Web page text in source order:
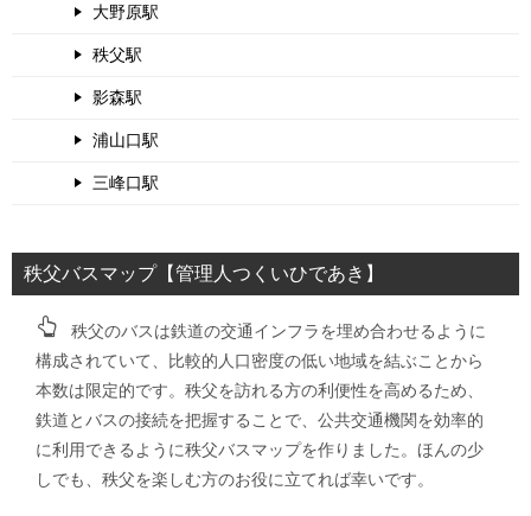
大野原駅
秩父駅
影森駅
浦山口駅
三峰口駅
秩父バスマップ【管理人つくいひであき】
秩父のバスは鉄道の交通インフラを埋め合わせるように
構成されていて、比較的人口密度の低い地域を結ぶことから
本数は限定的です。秩父を訪れる方の利便性を高めるため、
鉄道とバスの接続を把握することで、公共交通機関を効率的
に利用できるように秩父バスマップを作りました。ほんの少
しでも、秩父を楽しむ方のお役に立てれば幸いです。